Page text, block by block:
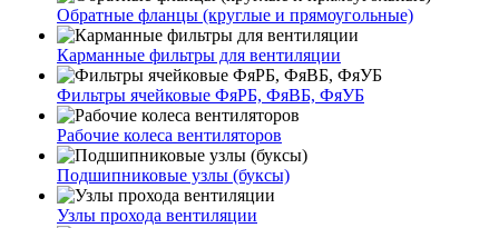
Обратные фланцы (круглые и прямоугольные)
Карманные фильтры для вентиляции
Фильтры ячейковые ФяРБ, ФяВБ, ФяУБ
Рабочие колеса вентиляторов
Подшипниковые узлы (буксы)
Узлы прохода вентиляции